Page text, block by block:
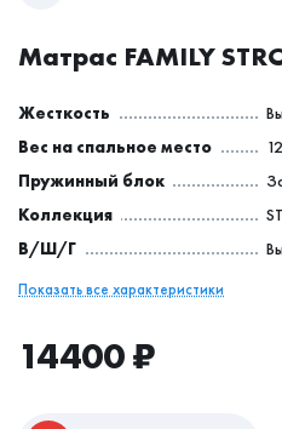
Матрас FAMILY
Жесткость
Вес на спальное место
Пружинный блок
Коллекция
В/Ш/Г
Показать все характеристики
14400₽